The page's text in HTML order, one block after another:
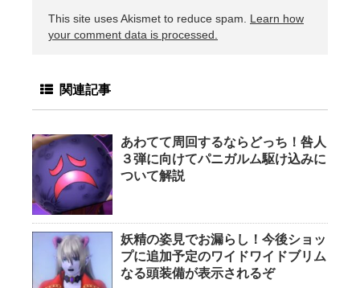
This site uses Akismet to reduce spam. Learn how
your comment data is processed.
関連記事
あわてて周回するならどっち！咎人
３弾に向けてパニガルム駆け込みに
ついて解説
妖精の姿見でお漏らし！今後ショッ
プに追加予定のワイドワイドブリム
なる頭装備が表示されるぞ